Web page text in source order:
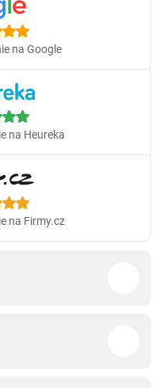
na Google
na Heureka
na Firmy.cz